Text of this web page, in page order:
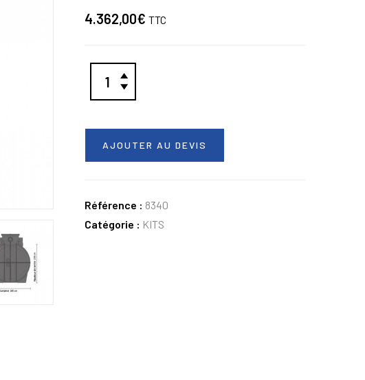
4.362,00€ TTC
AJOUTER AU DEVIS
Référence : 8340
Catégorie : KITS